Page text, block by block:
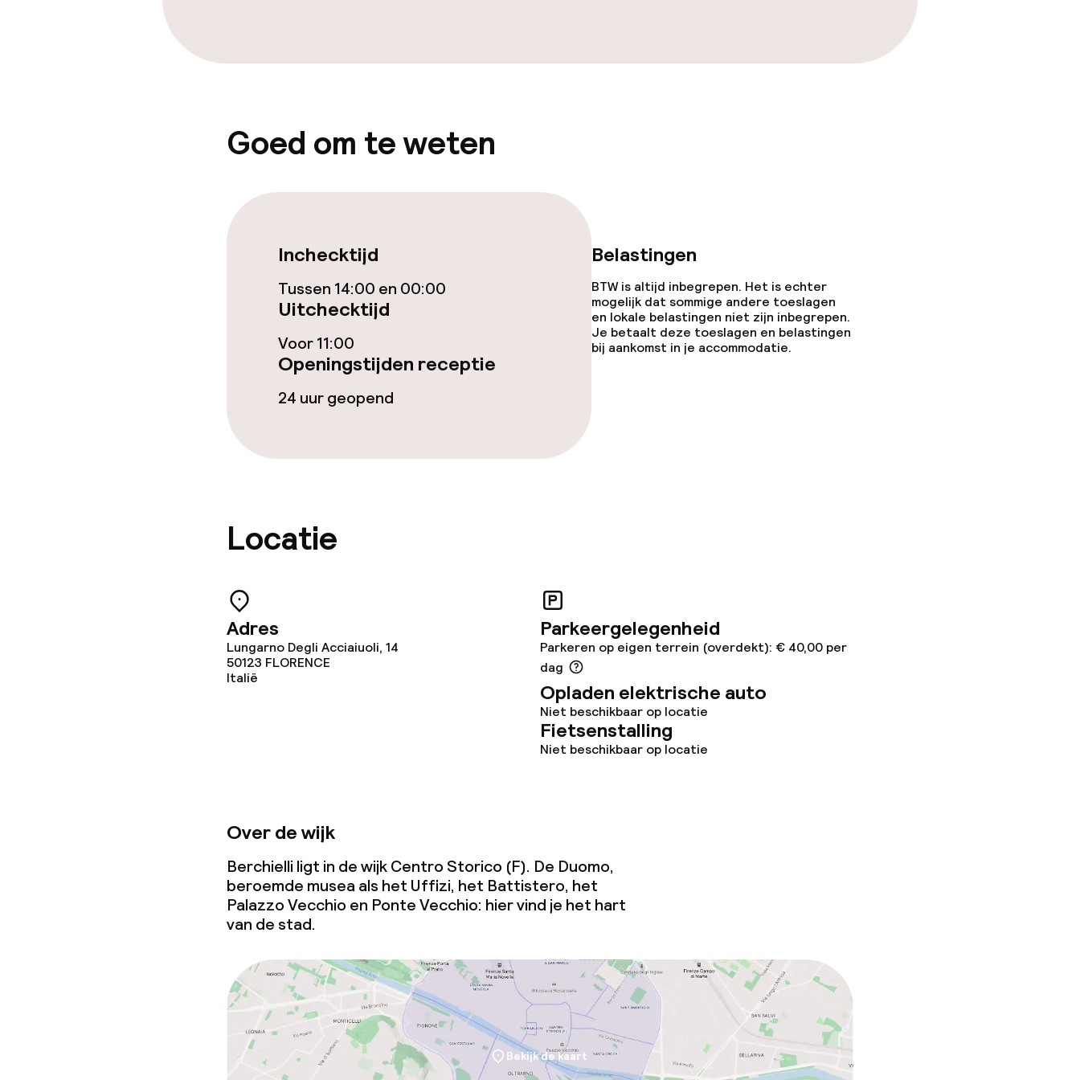
Op aanvraag, mogelijk extra kosten
Schoonmaakvoorzieningen
Wasservice
Zakelijke faciliteiten
Conferentieruimte
Overal rookvrij
Goed om te weten
Inchecktijd
Tussen 14:00 en 00:00
Uitchecktijd
Voor 11:00
Openingstijden receptie
24 uur geopend
Belastingen
BTW is altijd inbegrepen. Het is echter
mogelijk dat sommige andere toeslagen
en lokale belastingen niet zijn inbegrepen.
Je betaalt deze toeslagen en belastingen
bij aankomst in je accommodatie.
Locatie
Adres
Lungarno Degli Acciaiuoli, 14
50123 FLORENCE
Italië
Parkeergelegenheid
Parkeren op eigen terrein (overdekt): € 40,00 per
dag
Opladen elektrische auto
Niet beschikbaar op locatie
Fietsenstalling
Niet beschikbaar op locatie
Over de wijk
Berchielli ligt in de wijk Centro Storico (F). De Duomo,
beroemde musea als het Uffizi, het Battistero, het
Palazzo Vecchio en Ponte Vecchio: hier vind je het hart
van de stad.
Bekijk de kaart